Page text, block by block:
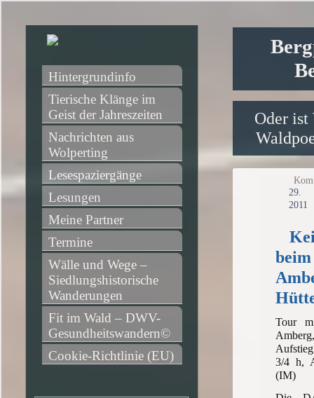
Oder ist
2011
Tour
3/4 h,
(IM)
Hintergrundinfo
Tierische Klänge im
Geist der Jahreszeiten
Nachrichten aus
Wolperting
Lesespaziergänge
Lesungen
Meine Partner
Termine
Wälle und Wege –
Siedlungshistorische
Wanderungen
Fit im Wald – DWV-
Gesundheitswandern©
Cookie-Richtlinie (EU)